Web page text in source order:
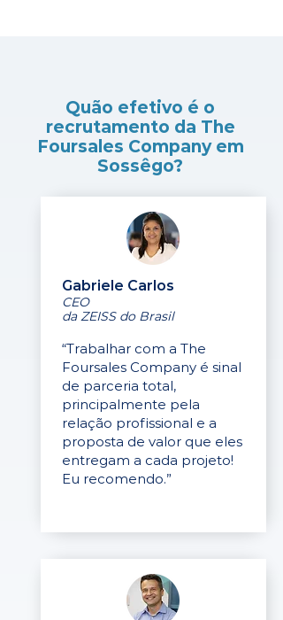
Quão efetivo é o
recrutamento da The
Foursales Company em
Sossêgo?
Gabriele Carlos
CEO
da ZEISS do Brasil
“Trabalhar com a The
Foursales Company é sinal
de parceria total,
principalmente pela
relação profissional e a
proposta de valor que eles
entregam a cada projeto!
Eu recomendo.”